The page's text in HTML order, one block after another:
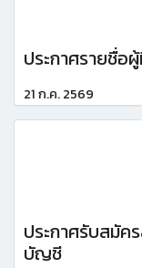
ประกาศรายชื่อ
21 ก.ค. 2569
ประกาศรับสมัค
บัญชี